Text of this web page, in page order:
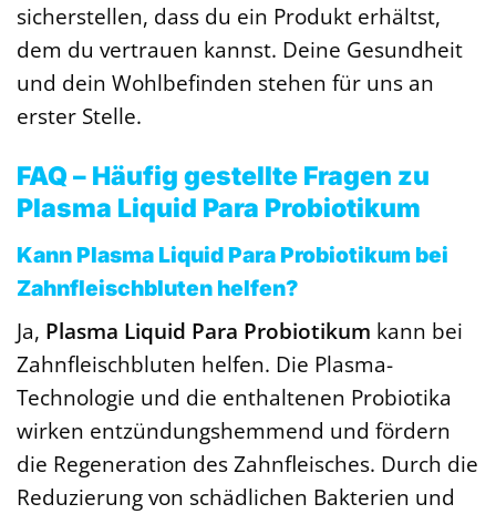
sicherstellen, dass du ein Produkt erhältst,
dem du vertrauen kannst. Deine Gesundheit
und dein Wohlbefinden stehen für uns an
erster Stelle.
FAQ – Häufig gestellte Fragen zu
Plasma Liquid Para Probiotikum
Kann Plasma Liquid Para Probiotikum bei
Zahnfleischbluten helfen?
Ja, Plasma Liquid Para Probiotikum kann bei
Zahnfleischbluten helfen. Die Plasma-
Technologie und die enthaltenen Probiotika
wirken entzündungshemmend und fördern
die Regeneration des Zahnfleisches. Durch die
Reduzierung von schädlichen Bakterien und